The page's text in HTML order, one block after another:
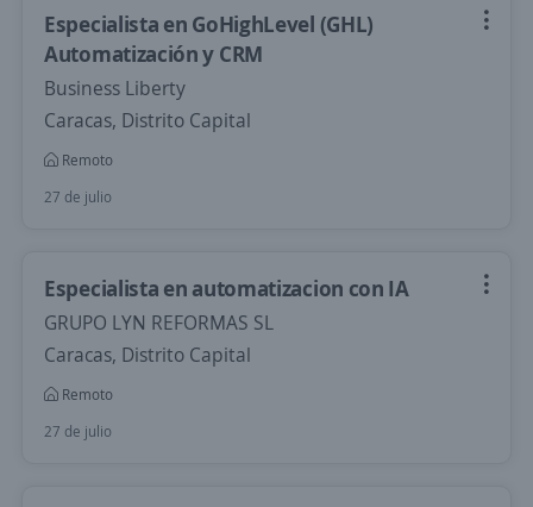
Especialista en GoHighLevel (GHL)
Automatización y CRM
Business Liberty
Caracas, Distrito Capital
Remoto
27 de julio
Especialista en automatizacion con IA
GRUPO LYN REFORMAS SL
Caracas, Distrito Capital
Remoto
27 de julio